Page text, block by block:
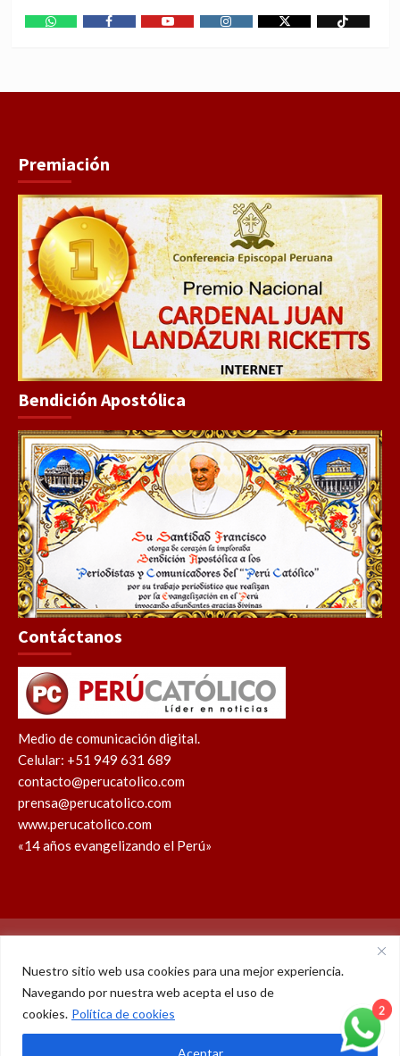
Nuestro sitio web usa cookies para una mejor experiencia.
Navegando por nuestra web acepta el uso de
cookies. Política de cookies
Aceptar
Premiación
Bendición Apostólica
Contáctanos
Medio de comunicación digital.
Celular: +51 949 631 689
contacto@perucatolico.com
prensa@perucatolico.com
www.perucatolico.com
«14 años evangelizando el Perú»
WhatsAppFacebookYoutubeInstagram
X
© Derechos reservados 2026 – Perú Católico | 14 años
2